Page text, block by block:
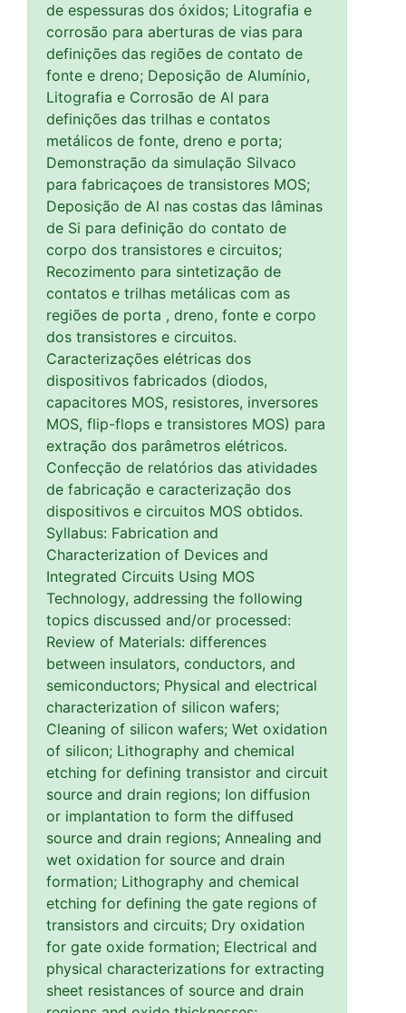
de espessuras dos óxidos; Litografia e
corrosão para aberturas de vias para
definições das regiões de contato de
fonte e dreno; Deposição de Alumínio,
Litografia e Corrosão de Al para
definições das trilhas e contatos
metálicos de fonte, dreno e porta;
Demonstração da simulação Silvaco
para fabricaçoes de transistores MOS;
Deposição de Al nas costas das lâminas
de Si para definição do contato de
corpo dos transistores e circuitos;
Recozimento para sintetização de
contatos e trilhas metálicas com as
regiões de porta , dreno, fonte e corpo
dos transistores e circuitos.
Caracterizações elétricas dos
dispositivos fabricados (diodos,
capacitores MOS, resistores, inversores
MOS, flip-flops e transistores MOS) para
extração dos parâmetros elétricos.
Confecção de relatórios das atividades
de fabricação e caracterização dos
dispositivos e circuitos MOS obtidos.
Syllabus: Fabrication and
Characterization of Devices and
Integrated Circuits Using MOS
Technology, addressing the following
topics discussed and/or processed:
Review of Materials: differences
between insulators, conductors, and
semiconductors; Physical and electrical
characterization of silicon wafers;
Cleaning of silicon wafers; Wet oxidation
of silicon; Lithography and chemical
etching for defining transistor and circuit
source and drain regions; Ion diffusion
or implantation to form the diffused
source and drain regions; Annealing and
wet oxidation for source and drain
formation; Lithography and chemical
etching for defining the gate regions of
transistors and circuits; Dry oxidation
for gate oxide formation; Electrical and
physical characterizations for extracting
sheet resistances of source and drain